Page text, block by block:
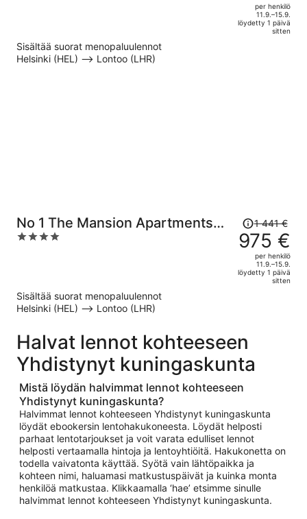
per henkilö
11.9.–15.9.
löydetty 1 päivä
sitten
Sisältää suorat menopaluulennot
Helsinki (HEL) –> Lontoo (LHR)
No 1 The Mansion Apartments
by Mansley
4
Hinta
oli
1 441 €,
hinta
on
1 441 €
975 €
per henkilö
11.9.–15.9.
löydetty 1 päivä
sitten
Sisältää suorat menopaluulennot
Helsinki (HEL) –> Lontoo (LHR)
Halvat lennot kohteeseen
Yhdistynyt kuningaskunta
Mistä löydän halvimmat lennot kohteeseen
Yhdistynyt kuningaskunta?
Halvimmat lennot kohteeseen Yhdistynyt kuningaskunta
löydät ebookersin lentohakukoneesta. Löydät helposti
parhaat lentotarjoukset ja voit varata edulliset lennot
helposti vertaamalla hintoja ja lentoyhtiöitä. Hakukonetta on
todella vaivatonta käyttää. Syötä vain lähtöpaikka ja
kohteen nimi, haluamasi matkustuspäivät ja kuinka monta
henkilöä matkustaa. Klikkaamalla ‘hae’ etsimme sinulle
halvimmat lennot kohteeseen Yhdistynyt kuningaskunta.